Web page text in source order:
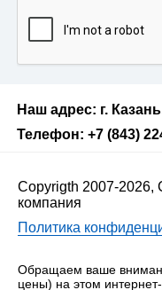
Наш адрес: г.
Телефон: +7 (843)
Copyrigth 2007-
компания
Политика
Обращаем ваше
цены) на этом